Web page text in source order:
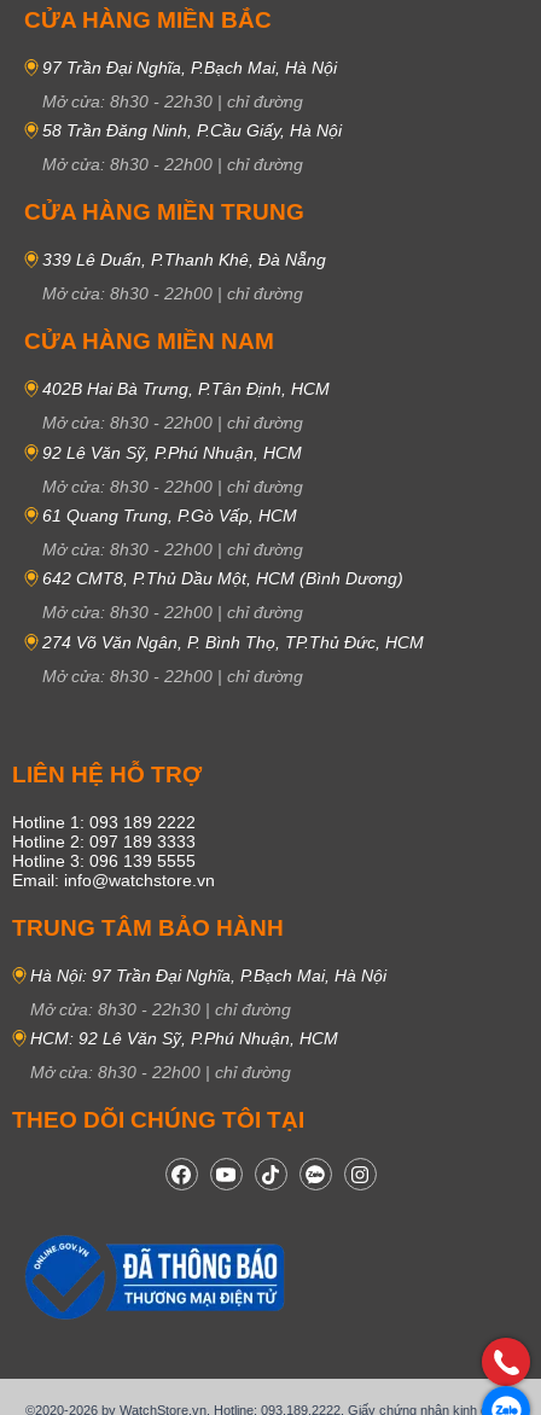
CỬA HÀNG MIỀN BẮC
97 Trần Đại Nghĩa, P.Bạch Mai, Hà Nội
Mở cửa: 8h30 - 22h30 | chỉ đường
58 Trần Đăng Ninh, P.Cầu Giấy, Hà Nội
Mở cửa: 8h30 - 22h00 | chỉ đường
CỬA HÀNG MIỀN TRUNG
339 Lê Duẩn, P.Thanh Khê, Đà Nẵng
Mở cửa: 8h30 - 22h00 | chỉ đường
CỬA HÀNG MIỀN NAM
402B Hai Bà Trưng, P.Tân Định, HCM
Mở cửa: 8h30 - 22h00 | chỉ đường
92 Lê Văn Sỹ, P.Phú Nhuận, HCM
Mở cửa: 8h30 - 22h00 | chỉ đường
61 Quang Trung, P.Gò Vấp, HCM
Mở cửa: 8h30 - 22h00 | chỉ đường
642 CMT8, P.Thủ Dầu Một, HCM (Bình Dương)
Mở cửa: 8h30 - 22h00 | chỉ đường
274 Võ Văn Ngân, P. Bình Thọ, TP.Thủ Đức, HCM
Mở cửa: 8h30 - 22h00 | chỉ đường
LIÊN HỆ HỖ TRỢ
Hotline 1: 093 189 2222
Hotline 2: 097 189 3333
Hotline 3: 096 139 5555
Email: info@watchstore.vn
TRUNG TÂM BẢO HÀNH
Hà Nội: 97 Trần Đại Nghĩa, P.Bạch Mai, Hà Nội
Mở cửa: 8h30 - 22h30 | chỉ đường
HCM: 92 Lê Văn Sỹ, P.Phú Nhuận, HCM
Mở cửa: 8h30 - 22h00 | chỉ đường
THEO DÕI CHÚNG TÔI TẠI
©2020-2026 by WatchStore.vn. Hotline: 093.189.2222. Giấy chứng nhận kinh doanh